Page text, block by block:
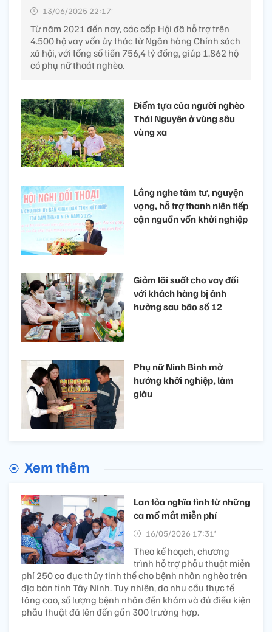
13/06/2025 22:17’
Từ năm 2021 đến nay, các cấp Hội đã hỗ trợ trên
4.500 hộ vay vốn ủy thác từ Ngân hàng Chính sách
xã hội, với tổng số tiền 756,4 tỷ đồng, giúp 1.862 hộ
có phụ nữ thoát nghèo.
Điểm tựa của người nghèo
Thái Nguyên ở vùng sâu
vùng xa
Lắng nghe tâm tư, nguyện
vọng, hỗ trợ thanh niên tiếp
cận nguồn vốn khởi nghiệp
Giảm lãi suất cho vay đối
với khách hàng bị ảnh
hưởng sau bão số 12
Phụ nữ Ninh Bình mở
hướng khởi nghiệp, làm
giàu
Xem thêm
Lan tỏa nghĩa tình từ những
ca mổ mắt miễn phí
16/05/2026 17:31’
Theo kế hoạch, chương
trình hỗ trợ phẫu thuật miễn
phí 250 ca đục thủy tinh thể cho bệnh nhân nghèo trên
địa bàn tỉnh Tây Ninh. Tuy nhiên, do nhu cầu thực tế
tăng cao, số lượng bệnh nhân đến khám và đủ điều kiện
phẫu thuật đã lên đến gần 300 trường hợp.